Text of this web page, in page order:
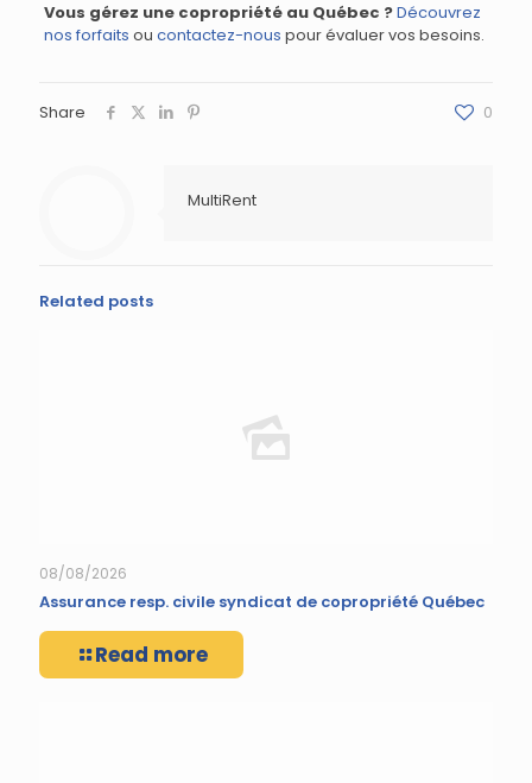
Vous gérez une copropriété au Québec ?Découvrez
nos forfaits ou contactez-nous pour évaluer vos besoins.
Share 0
MultiRent
Related posts
08/08/2026
Assurance resp. civile syndicat de copropriété Québec
Read more